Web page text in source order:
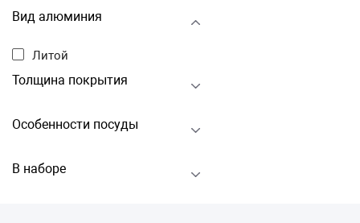
Вид алюминия
Литой
Толщина покрытия
Особенности посуды
В наборе